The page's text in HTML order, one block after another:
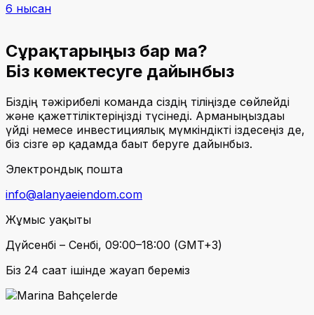
6 нысан
Сұрақтарыңыз бар ма?
Біз көмектесуге дайынбыз
Біздің тәжірибелі команда сіздің тіліңізде сөйлейді
және қажеттіліктеріңізді түсінеді. Арманыңыздағы
үйді немесе инвестициялық мүмкіндікті іздесеңіз де,
біз сізге әр қадамда бағыт беруге дайынбыз.
Электрондық пошта
info@alanyaeiendom.com
Жұмыс уақыты
Дүйсенбі – Сенбі, 09:00–18:00 (GMT+3)
Біз 24 сағат ішінде жауап береміз